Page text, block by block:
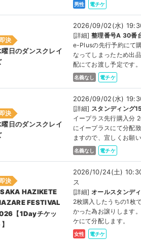
男性 電チケ
決
曜日のダンスクレイ
2026/09/02(水)
[詳細]整理番号A 30番
e-Plusの先行予約にて
なってしまったため出
配にてお渡し予定です
名義なし 電チケ
決
曜日のダンスクレイ
2026/09/02(水)
[詳細] スタンディング
イープラス先行購入分
にイープラスにて分配
ますので、宜しくお願い
名義なし 電チケ
決
HAZIKETE
FESTIVAL
【1Dayチケッ
2026/10/24(土)
ス
[詳細]オールスタンデ
2枚購入したうちの1枚
かった為お譲りします
ケにて分配します。
女性 電チケ